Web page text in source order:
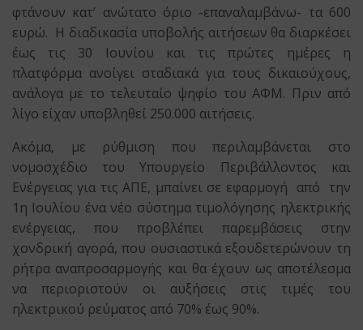
φτάνουν κατ’ ανώτατο όριο -επαναλαμβάνω- τα 600
ευρώ. Η διαδικασία υποβολής αιτήσεων θα διαρκέσει
έως τις 30 Ιουνίου και τις πρώτες ημέρες η
πλατφόρμα ανοίγει σταδιακά για τους δικαιούχους,
ανάλογα με το τελευταίο ψηφίο του ΑΦΜ. Πριν από
λίγο είχαν υποβληθεί 250.000 αιτήσεις.
Ακόμα, με ρύθμιση που περιλαμβάνεται στο
νομοσχέδιο του Υπουργείο Περιβάλλοντος και
Ενέργειας για τις ΑΠΕ, μπαίνει σε εφαρμογή από την
1η Ιουλίου ένα νέο σύστημα τιμολόγησης ηλεκτρικής
ενέργειας, που προβλέπει παρεμβάσεις στην
χονδρική αγορά, που ουσιαστικά εξουδετερώνουν τη
ρήτρα αναπροσαρμογής και θα έχουν ως αποτέλεσμα
να περιοριστούν οι αυξήσεις στις τιμές του
ηλεκτρικού ρεύματος από 70% έως 90%.